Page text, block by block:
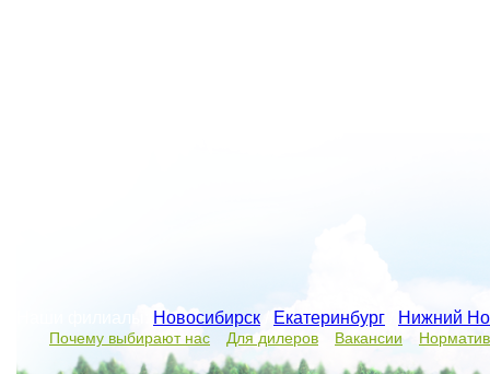
Новосибирск Екатеринбург Нижний
Почему выбирают нас Для дилеров Вакансии